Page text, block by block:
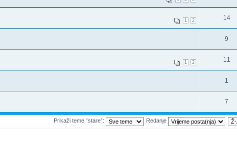
1 2 14
9
1 2 11
1
7
Prikaži teme “stare”: Redanje